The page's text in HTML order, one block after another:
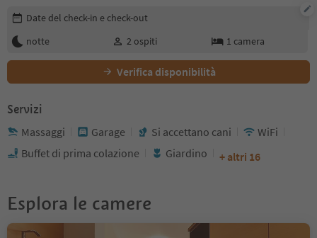
Modifica i dettagli della prenotazione
Date del check-in e check-out
notte
2 ospiti 1 camera
Verifica disponibilità
Servizi
Massaggi Garage Si accettano cani
WiFi
Buffet di prima colazione
Giardino + altri 16
Esplora le camere